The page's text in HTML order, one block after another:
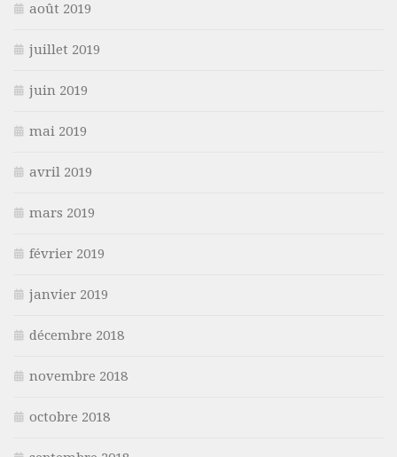
août 2019
juillet 2019
juin 2019
mai 2019
avril 2019
mars 2019
février 2019
janvier 2019
décembre 2018
novembre 2018
octobre 2018